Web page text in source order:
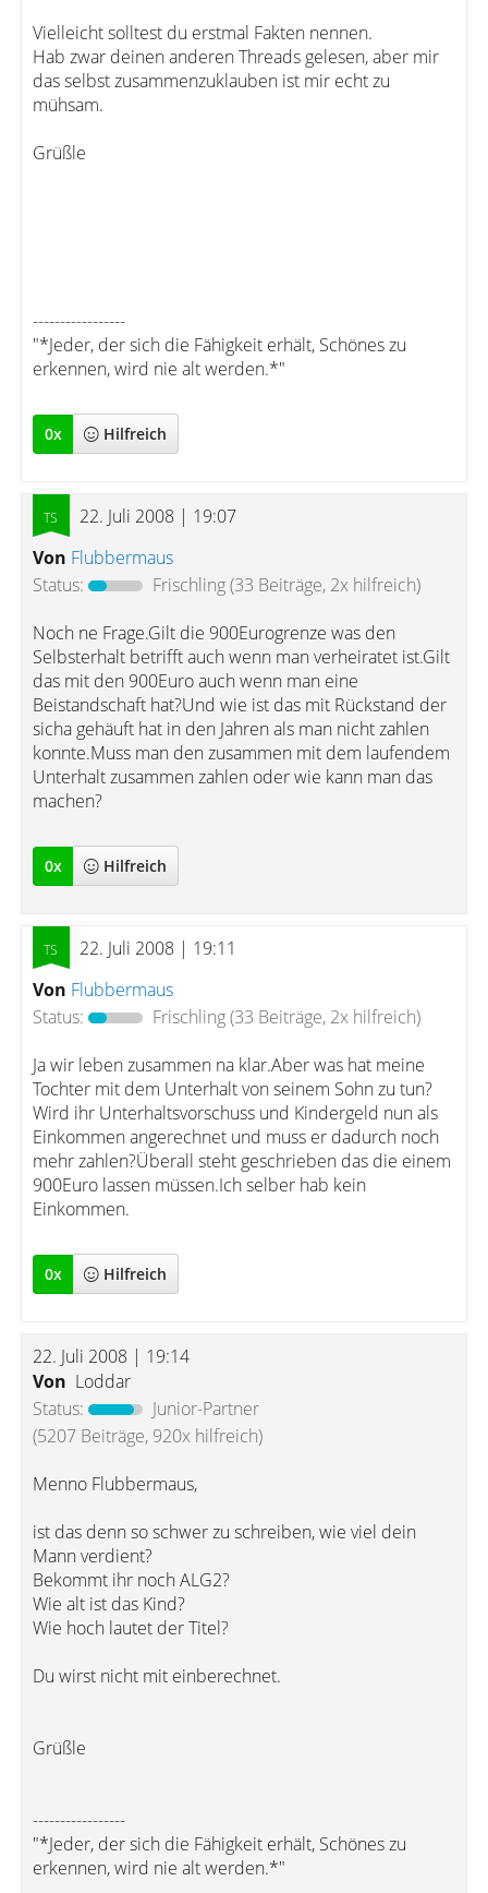
Vielleicht solltest du erstmal Fakten nennen.
Hab zwar deinen anderen Threads gelesen, aber mir
das selbst zusammenzuklauben ist mir echt zu
mühsam.
Grüßle
-----------------
"*Jeder, der sich die Fähigkeit erhält, Schönes zu
erkennen, wird nie alt werden.*"
0x Hilfreich
22. Juli 2008 | 19:07
Von Flubbermaus
Status:
Frischling(33 Beiträge, 2x hilfreich)
Noch ne Frage.Gilt die 900Eurogrenze was den
Selbsterhalt betrifft auch wenn man verheiratet ist.Gilt
das mit den 900Euro auch wenn man eine
Beistandschaft hat?Und wie ist das mit Rückstand der
sicha gehäuft hat in den Jahren als man nicht zahlen
konnte.Muss man den zusammen mit dem laufendem
Unterhalt zusammen zahlen oder wie kann man das
machen?
0x Hilfreich
22. Juli 2008 | 19:11
Von Flubbermaus
Status:
Frischling(33 Beiträge, 2x hilfreich)
Ja wir leben zusammen na klar.Aber was hat meine
Tochter mit dem Unterhalt von seinem Sohn zu tun?
Wird ihr Unterhaltsvorschuss und Kindergeld nun als
Einkommen angerechnet und muss er dadurch noch
mehr zahlen?Überall steht geschrieben das die einem
900Euro lassen müssen.Ich selber hab kein
Einkommen.
0x Hilfreich
22. Juli 2008 | 19:14
Von Loddar
Status:
Junior-Partner
(5207 Beiträge, 920x hilfreich)
Menno Flubbermaus,
ist das denn so schwer zu schreiben, wie viel dein
Mann verdient?
Bekommt ihr noch ALG2?
Wie alt ist das Kind?
Wie hoch lautet der Titel?
Du wirst nicht mit einberechnet.
Grüßle
-----------------
"*Jeder, der sich die Fähigkeit erhält, Schönes zu
erkennen, wird nie alt werden.*"